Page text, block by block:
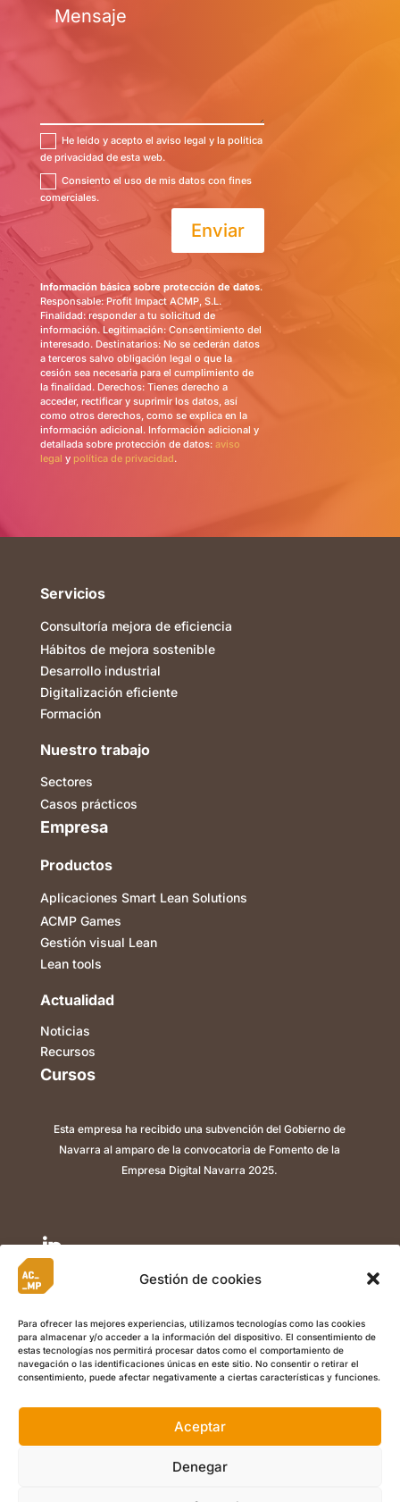
Gestión de cookies
Para ofrecer las mejores experiencias, utilizamos tecnologías como las cookies
para almacenar y/o acceder a la información del dispositivo. El consentimiento de
estas tecnologías nos permitirá procesar datos como el comportamiento de
navegación o las identificaciones únicas en este sitio. No consentir o retirar el
consentimiento, puede afectar negativamente a ciertas características y funciones.
Aceptar
Denegar
He leído y acepto el aviso legal y la política
de privacidad de esta web.
Consiento el uso de mis datos con fines
comerciales.
Enviar
Información básica sobre protección de datos.
Responsable: Profit Impact ACMP, S.L.
Finalidad: responder a tu solicitud de
información. Legitimación: Consentimiento del
interesado. Destinatarios: No se cederán datos
a terceros salvo obligación legal o que la
cesión sea necesaria para el cumplimiento de
la finalidad. Derechos: Tienes derecho a
acceder, rectificar y suprimir los datos, así
como otros derechos, como se explica en la
información adicional. Información adicional y
detallada sobre protección de datos: aviso
legal y política de privacidad.
Servicios
Consultoría mejora de eficiencia
Hábitos de mejora sostenible
Desarrollo industrial
Digitalización eficiente
Formación
Nuestro trabajo
Sectores
Casos prácticos
Empresa
Productos
Aplicaciones Smart Lean Solutions
ACMP Games
Gestión visual Lean
Lean tools
Actualidad
Noticias
Recursos
Cursos
Esta empresa ha recibido una subvención del Gobierno de
Navarra al amparo de la convocatoria de Fomento de la
Empresa Digital Navarra 2025.



I Calle Berriozar 21, Of. 5, , 31013, Ansoáin